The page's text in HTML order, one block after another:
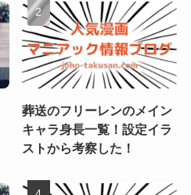
葬送のフリーレンのメイン
キャラ身長一覧！設定イラ
ストから考察した！